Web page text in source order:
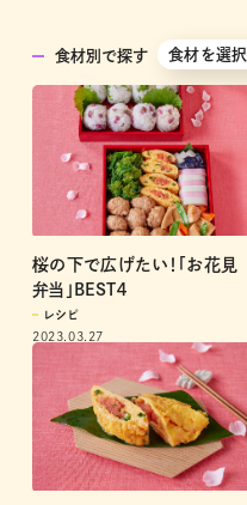
食材別で探す 食材を選択
桜の下で広げたい！「お花見
弁当」BEST４
レシピ
2023.03.27